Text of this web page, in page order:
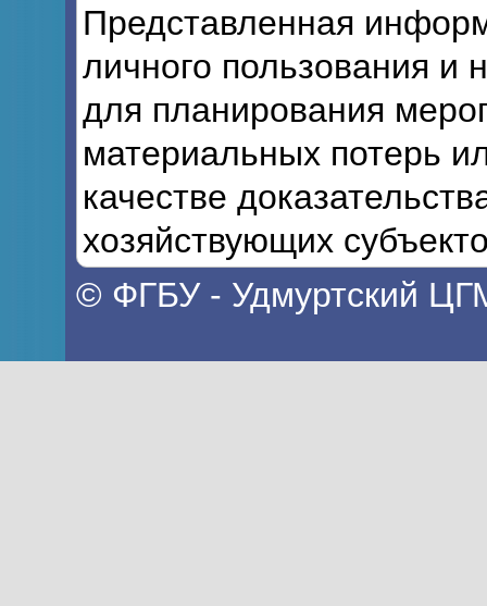
Представленная
личного пользования и
для планирования
материальных потерь
качестве
хозяйствующих
© ФГБУ - Удмуртский